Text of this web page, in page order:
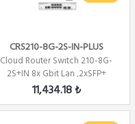
CRS210-8G-2S-IN-PLUS
Cloud Router Switch 210-8G-
2S+IN 8x Gbit Lan ,2xSFP+
10Gbit ,Switc...
11,434.18 ₺